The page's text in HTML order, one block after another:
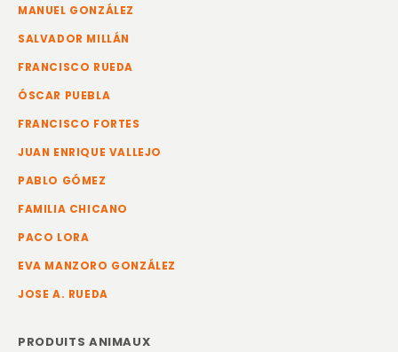
MANUEL GONZÁLEZ
SALVADOR MILLÁN
FRANCISCO RUEDA
ÓSCAR PUEBLA
FRANCISCO FORTES
JUAN ENRIQUE VALLEJO
PABLO GÓMEZ
FAMILIA CHICANO
PACO LORA
EVA MANZORO GONZÁLEZ
JOSE A. RUEDA
PRODUITS ANIMAUX